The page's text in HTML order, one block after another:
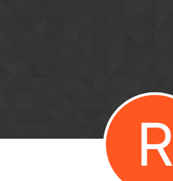
R